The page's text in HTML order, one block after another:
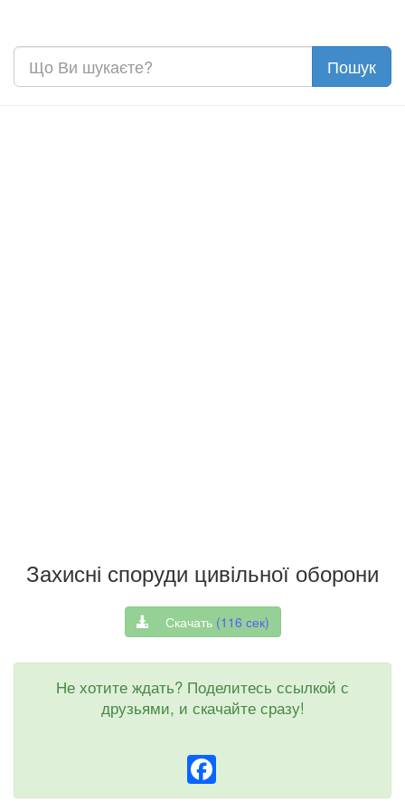
Захисні споруди цивільної оборони
Скачать (116 сек)
Не хотите ждать? Поделитесь ссылкой с
друзьями, и скачайте сразу!
Facebook